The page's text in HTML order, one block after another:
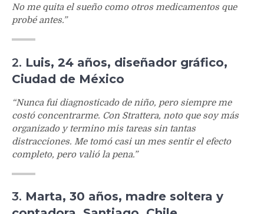
No me quita el sueño como otros medicamentos que
probé antes.”
2. Luis, 24 años, diseñador gráfico,
Ciudad de México
“Nunca fui diagnosticado de niño, pero siempre me
costó concentrarme. Con Strattera, noto que soy más
organizado y termino mis tareas sin tantas
distracciones. Me tomó casi un mes sentir el efecto
completo, pero valió la pena.”
3. Marta, 30 años, madre soltera y